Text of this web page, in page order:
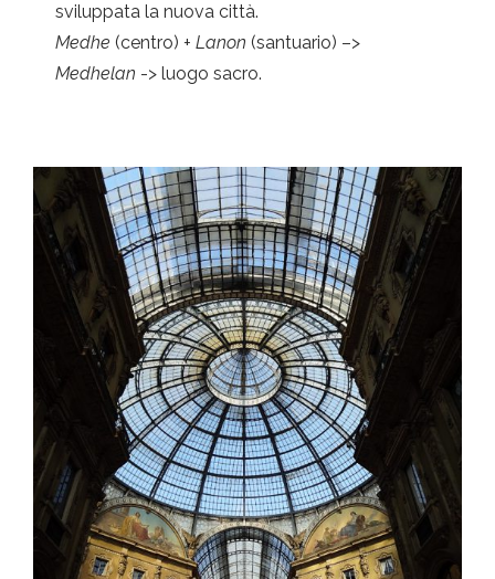
sviluppata la nuova città.
Medhe (centro) + Lanon (santuario) –>
Medhelan -> luogo sacro.